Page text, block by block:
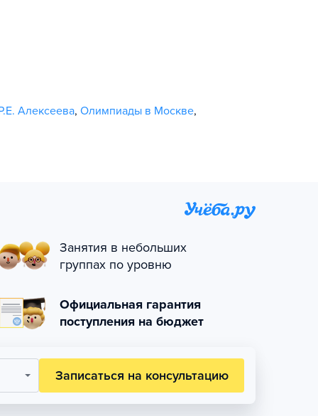
Алексеева, Олимпиады в Москве,
Занятия в небольших
группах по уровню
Официальная гарантия
поступления на бюджет
Записаться на консультацию